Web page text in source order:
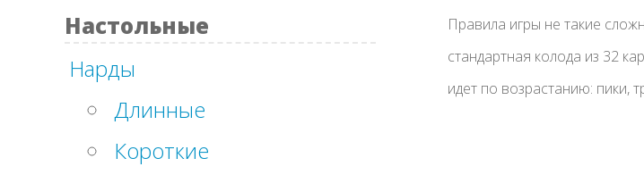
Настольные
Нарды
Длинные
Короткие
Правила игры не такие
стандартная колода из 32
идет по возрастанию: пики,